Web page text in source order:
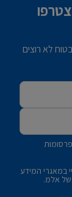
לא רוצים
במאגרי המידע
אלמ.